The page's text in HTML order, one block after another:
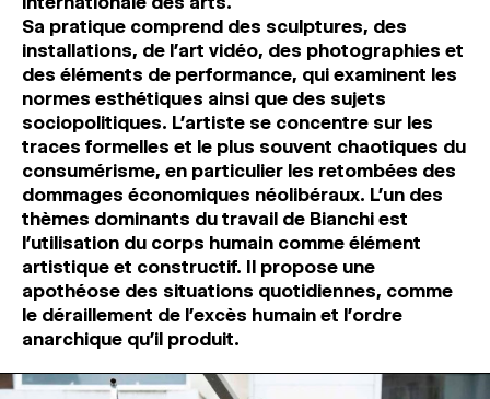
Recherche
Connexion
↓
Sa pratique comprend des sculptures, des
installations, de l’art vidéo, des photographies et
des éléments de performance, qui examinent les
normes esthétiques ainsi que des sujets
sociopolitiques. L’artiste se concentre sur les
traces formelles et le plus souvent chaotiques du
consumérisme, en particulier les retombées des
dommages économiques néolibéraux. L’un des
thèmes dominants du travail de Bianchi est
l’utilisation du corps humain comme élément
artistique et constructif. Il propose une
apothéose des situations quotidiennes, comme
le déraillement de l’excès humain et l’ordre
anarchique qu’il produit.